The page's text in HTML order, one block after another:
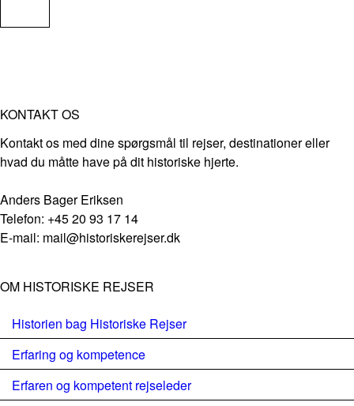
KONTAKT OS
Kontakt os med dine spørgsmål til rejser, destinationer eller
hvad du måtte have på dit historiske hjerte.
Anders Bager Eriksen
Telefon: +45 20 93 17 14
E-mail: mail@historiskerejser.dk
OM HISTORISKE REJSER
Historien bag Historiske Rejser
Erfaring og kompetence
Erfaren og kompetent rejseleder